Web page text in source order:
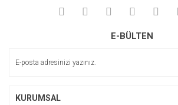
Ürün açıklamasında eksik bilgiler bulunuyor.
E-BÜLTEN
KURUMSAL